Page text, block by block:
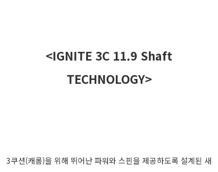
<IGNITE 3C 11.9 Shaft
TECHNOLOGY>
3쿠션(캐롬)을 위해 뛰어난 파워와 스핀을 제공하도록 설계된 새